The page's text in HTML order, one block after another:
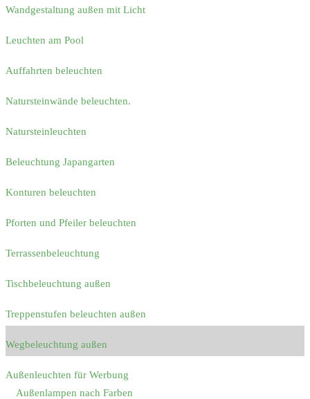
Wandgestaltung außen mit Licht
Leuchten am Pool
Auffahrten beleuchten
Natursteinwände beleuchten.
Natursteinleuchten
Beleuchtung Japangarten
Konturen beleuchten
Pforten und Pfeiler beleuchten
Terrassenbeleuchtung
Tischbeleuchtung außen
Treppenstufen beleuchten außen
Wegbeleuchtung außen
Außenleuchten für Werbung
Außenlampen nach Farben